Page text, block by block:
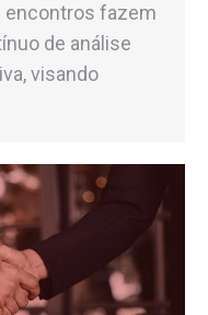
encontros fazem
de análise
visando